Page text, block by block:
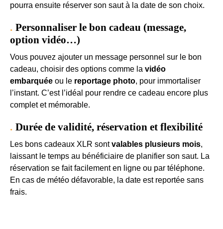
pourra ensuite réserver son saut à la date de son choix.
Personnaliser le bon cadeau (message,
option vidéo…)
Vous pouvez ajouter un message personnel sur le bon
cadeau, choisir des options comme la vidéo
embarquée ou le reportage photo, pour immortaliser
l’instant. C’est l’idéal pour rendre ce cadeau encore plus
complet et mémorable.
Durée de validité, réservation et flexibilité
Les bons cadeaux XLR sontvalables plusieurs mois,
laissant le temps au bénéficiaire de planifier son saut. La
réservation se fait facilement en ligne ou par téléphone.
En cas de météo défavorable, la date est reportée sans
frais.